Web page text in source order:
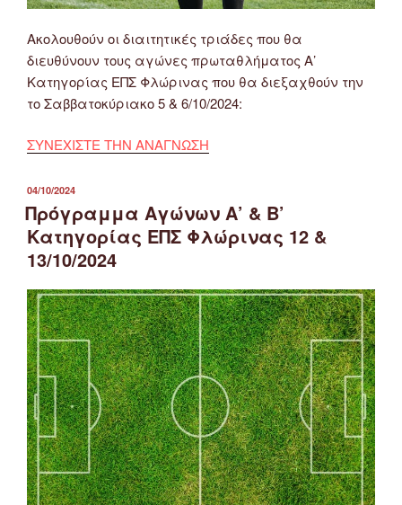
Ακολουθούν οι διαιτητικές τριάδες που θα
διευθύνουν τους αγώνες πρωταθλήματος Α’
Κατηγορίας ΕΠΣ Φλώρινας που θα διεξαχθούν την
το Σαββατοκύριακο 5 & 6/10/2024:
ΣΥΝΕΧΙΣΤΕ ΤΗΝ ΑΝΑΓΝΩΣΗ
ΔΗΜΟΣΙΕΎΤΗΚΕ
ΣΤΙΣ
04/10/2024
Πρόγραμμα Αγώνων Α’ & Β’
Κατηγορίας ΕΠΣ Φλώρινας 12 &
13/10/2024